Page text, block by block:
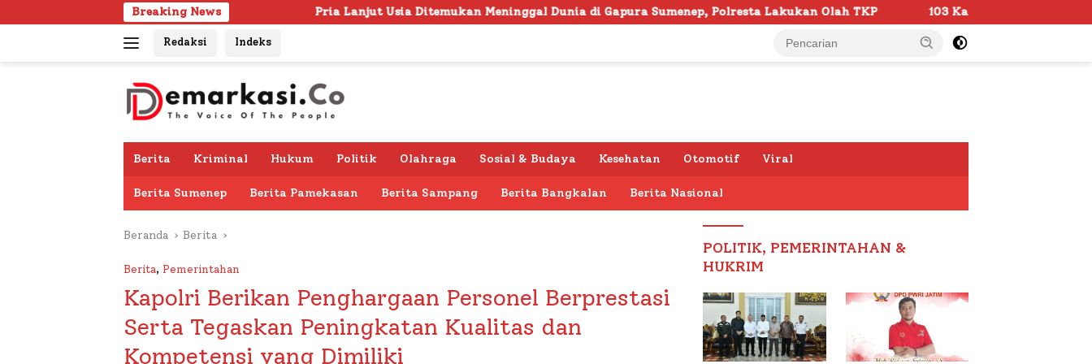
ke
Breaking News
Pria Lanjut Usia Ditemukan Meninggal Dunia di Gapura Sumenep, Polresta Lakukan Olah TKP 103 Kafilah Siap Ramaikan MTQ KORPRI VIII
Redaksi Indeks
Berita Kriminal Hukum Politik Olahraga Sosial & Budaya Kesehatan Otomotif Viral
Berita Sumenep Berita Pamekasan Berita Sampang Berita Bangkalan Berita Nasional
Beranda Berita
Berita, Pemerintahan
Kapolri Berikan Penghargaan Personel Berprestasi
Serta Tegaskan Peningkatan Kualitas dan
Kompetensi yang Dimiliki
POLITIK, PEMERINTAHAN &
HUKRIM